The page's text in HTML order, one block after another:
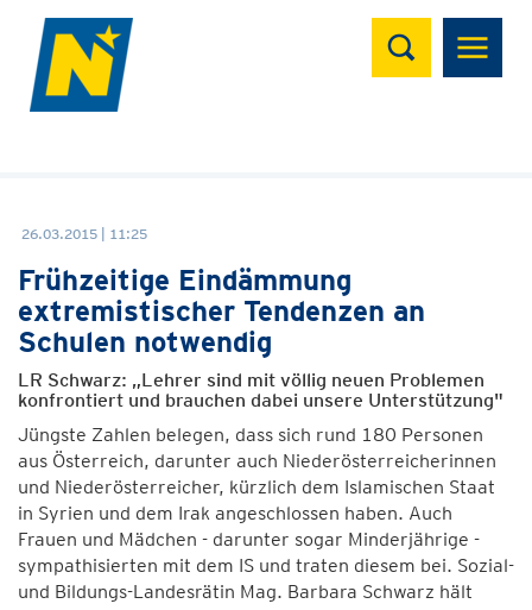
Suchen
26.03.2015 | 11:25
Frühzeitige Eindämmung
extremistischer Tendenzen an
Schulen notwendig
LR Schwarz: „Lehrer sind mit völlig neuen Problemen
konfrontiert und brauchen dabei unsere Unterstützung"
Jüngste Zahlen belegen, dass sich rund 180 Personen
aus Österreich, darunter auch Niederösterreicherinnen
und Niederösterreicher, kürzlich dem Islamischen Staat
in Syrien und dem Irak angeschlossen haben. Auch
Frauen und Mädchen - darunter sogar Minderjährige -
sympathisierten mit dem IS und traten diesem bei. Sozial-
und Bildungs-Landesrätin Mag. Barbara Schwarz hält